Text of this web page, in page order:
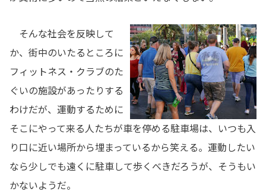
そんな社会を反映して
か、街中のいたるところに
フィットネス・クラブのた
ぐいの施設があったりする
わけだが、運動するために
そこにやって来る人たちが車を停める駐車場は、いつも入
り口に近い場所から埋まっているから笑える。運動したい
なら少しでも遠くに駐車して歩くべきだろうが、そうもい
かないようだ。